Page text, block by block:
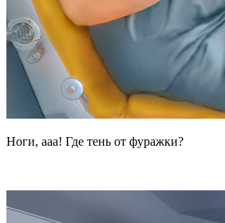
Ноги, ааа! Где тень от фуражки?